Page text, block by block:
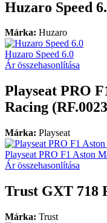
Huzaro Speed
Márka: Huzaro
Huzaro Speed 6.0
Ár összehasonlítása
Playseat PRO
Racing
Márka: Playseat
Playseat PRO F1 Aston
Ár összehasonlítása
Trust GXT 718
Márka: Trust